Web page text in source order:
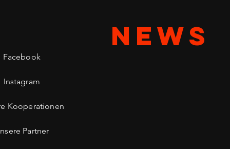
Facebook
Instagram
Kooperationen
Partner
NEWS